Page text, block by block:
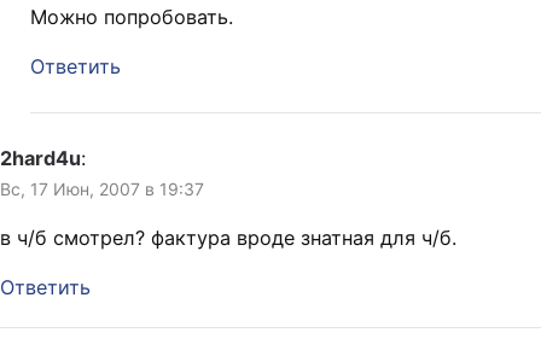
Можно попробовать.
Ответить
2hard4u:
Вс, 17 Июн, 2007 в 19:37
в ч/б смотрел? фактура вроде знатная для ч/б.
Ответить